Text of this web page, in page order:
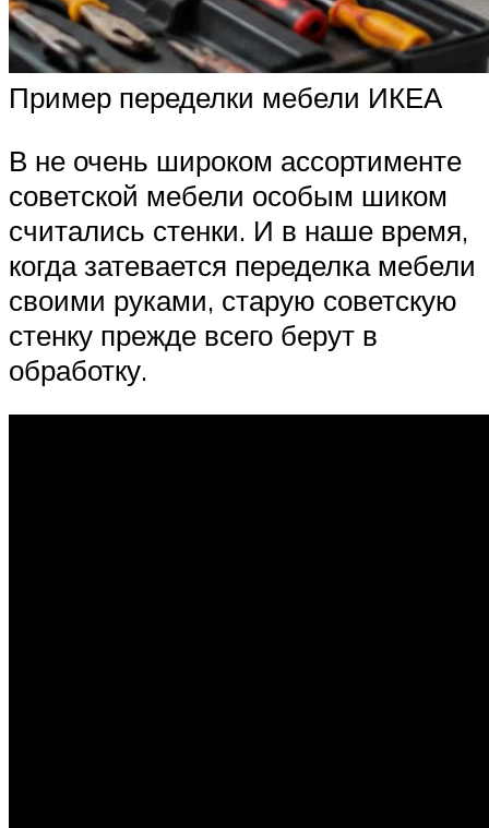
Пример переделки мебели ИКЕА
В не очень широком ассортименте
советской мебели особым шиком
считались стенки. И в наше время,
когда затевается переделка мебели
своими руками, старую советскую
стенку прежде всего берут в
обработку.